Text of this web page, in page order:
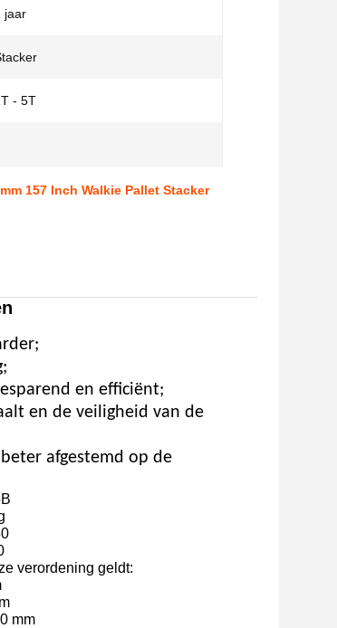
jaar
- 5T
157 Inch Walkie Pallet Stacker
en efficiënt;
en de veiligheid van de
afgestemd op de
verordening geldt:
mm